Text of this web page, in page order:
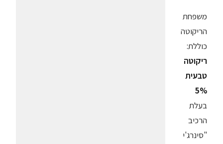
משפחת
הריקוטה
כוללת:
ריקוטה
טבעית
5%
בעלת
הרכיב
"סינרג'י